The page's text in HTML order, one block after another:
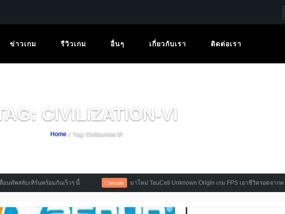
ข่าวเกม รีวิวเกม อื่นๆ เกี่ยวกับเรา ติดต่อเรา
CIVILIZATION-VI
Home / Tag: Civilization VI
บเทิร์นพร้อมกันเร็วๆ นี้ Console มาใหม่ TauCeti Unknown Origin เกม FPS เอาชีวิตรอดจากดาวลึก